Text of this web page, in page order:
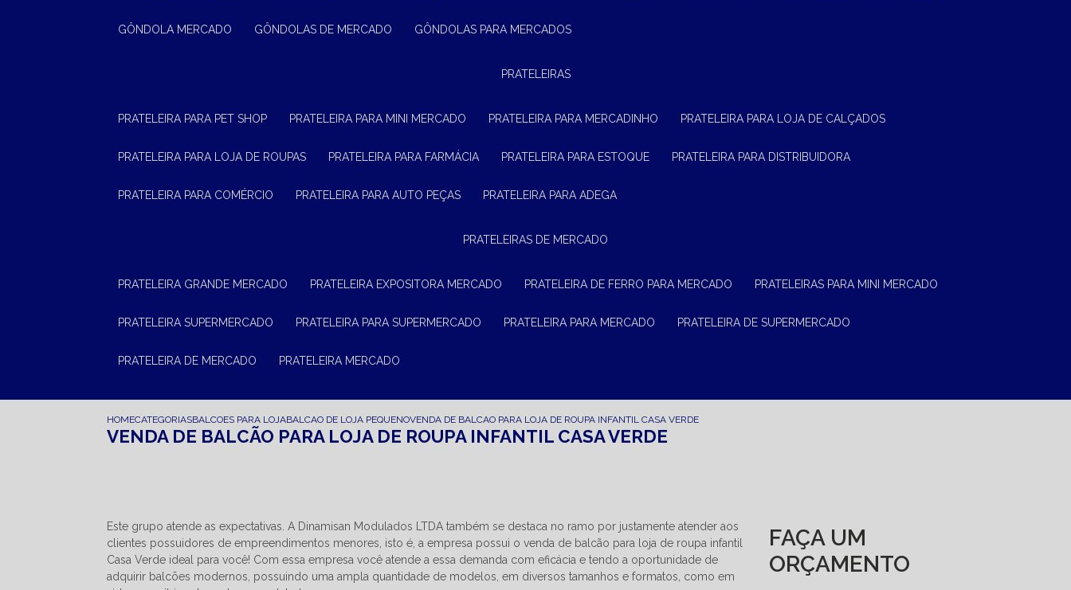
GÔNDOLA MERCADO GÔNDOLAS DE MERCADO GÔNDOLAS PARA MERCADOS
PRATELEIRAS
PRATELEIRA PARA PET SHOP PRATELEIRA PARA MINI MERCADO PRATELEIRA PARA MERCADINHO PRATELEIRA PARA LOJA DE CALÇADOS
PRATELEIRA PARA LOJA DE ROUPAS PRATELEIRA PARA FARMÁCIA PRATELEIRA PARA ESTOQUE PRATELEIRA PARA DISTRIBUIDORA
PRATELEIRA PARA COMÉRCIO PRATELEIRA PARA AUTO PEÇAS PRATELEIRA PARA ADEGA
PRATELEIRAS DE MERCADO
PRATELEIRA GRANDE MERCADO PRATELEIRA EXPOSITORA MERCADO PRATELEIRA DE FERRO PARA MERCADO PRATELEIRAS PARA MINI MERCADO
PRATELEIRA SUPERMERCADO PRATELEIRA PARA SUPERMERCADO PRATELEIRA PARA MERCADO PRATELEIRA DE SUPERMERCADO
PRATELEIRA DE MERCADO PRATELEIRA MERCADO
HOMECATEGORIASBALCOES PARA LOJABALCAO DE LOJA PEQUENOVENDA DE BALCAO PARA LOJA DE ROUPA INFANTIL CASA VERDE
VENDA DE BALCÃO PARA LOJA DE ROUPA INFANTIL CASA VERDE
Este grupo atende as expectativas. A Dinamisan Modulados LTDA também se destaca no ramo por justamente atender aos
clientes possuidores de empreendimentos menores, isto é, a empresa possui o venda de balcão para loja de roupa infantil
Casa Verde ideal para você! Com essa empresa você atende a essa demanda com eficácia e tendo a oportunidade de
adquirir balcões modernos, possuindo uma ampla quantidade de modelos, em diversos tamanhos e formatos, como em
FAÇA UM
ORÇAMENTO